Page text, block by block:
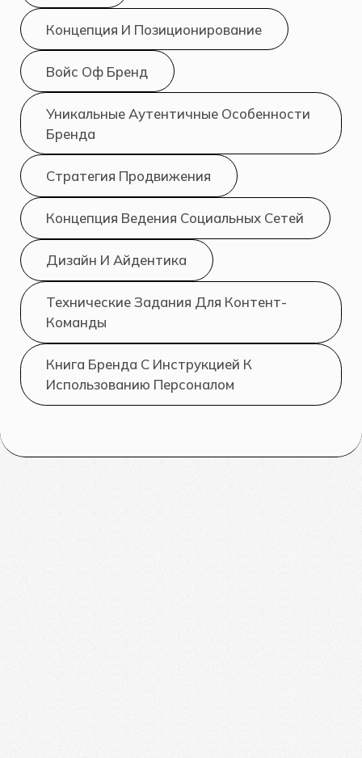
Концепция И Позиционирование
Войс Оф Бренд
Уникальные Аутентичные Особенности
Бренда
Стратегия Продвижения
Концепция Ведения Социальных Сетей
Дизайн И Айдентика
Технические Задания Для Контент-
Команды
Книга Бренда С Инструкцией К
Использованию Персоналом